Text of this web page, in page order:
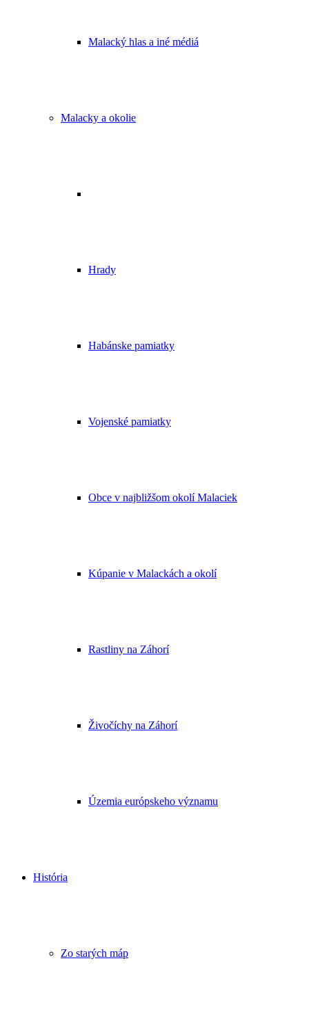
Malacký hlas a iné médiá
Malacky a okolie
Hrady
Habánske pamiatky
Vojenské pamiatky
Obce v najbližšom okolí Malaciek
Kúpanie v Malackách a okolí
Rastliny na Záhorí
Živočíchy na Záhorí
Územia európskeho významu
História
Zo starých máp